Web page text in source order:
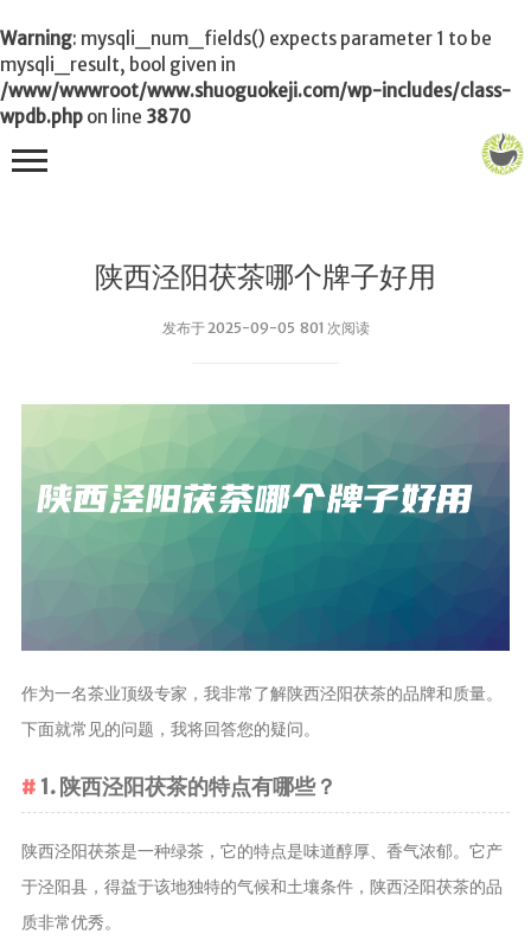
Warning: mysqli_num_fields() expects parameter 1 to be
mysqli_result, bool given in
/www/wwwroot/www.shuoguokeji.com/wp-includes/class-
wpdb.php on line 3870
陕西泾阳茯茶哪个牌子好用
发布于 2025-09-05 801 次阅读
作为一名茶业顶级专家，我非常了解陕西泾阳茯茶的品牌和质量。
下面就常见的问题，我将回答您的疑问。
1. 陕西泾阳茯茶的特点有哪些？
陕西泾阳茯茶是一种绿茶，它的特点是味道醇厚、香气浓郁。它产
于泾阳县，得益于该地独特的气候和土壤条件，陕西泾阳茯茶的品
质非常优秀。
首页
茶品
饮茶技巧
茶叶生产和
制作